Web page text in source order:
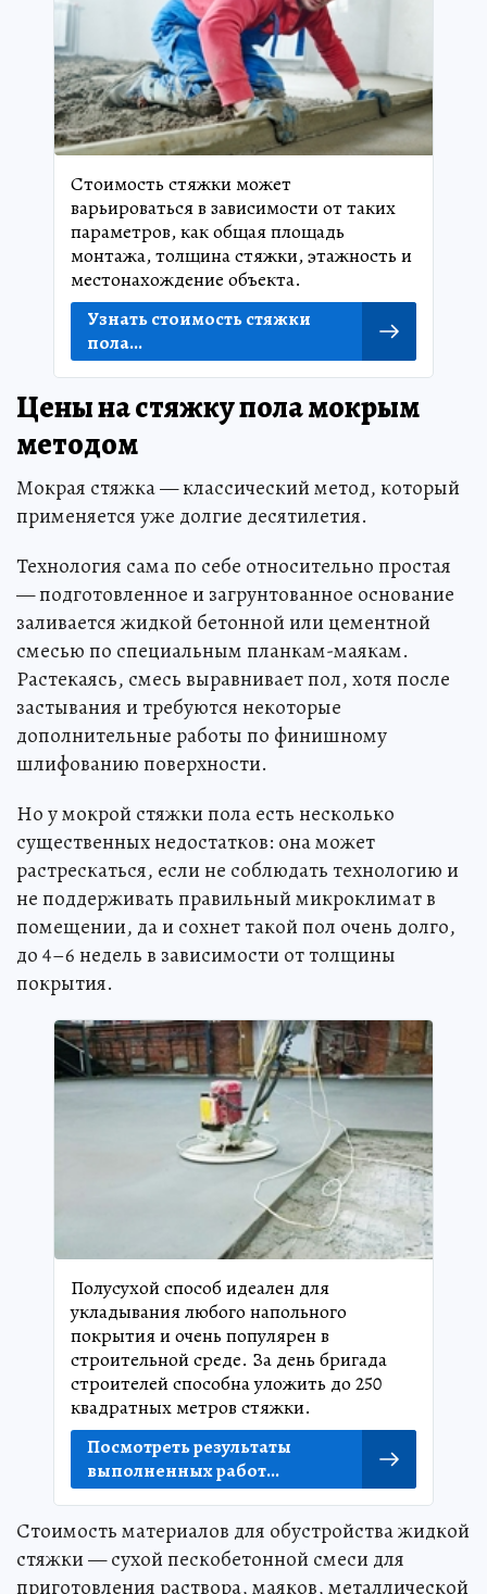
Стоимость стяжки может
варьироваться в зависимости от таких
параметров, как общая площадь
монтажа, толщина стяжки, этажность и
местонахождение объекта.
Узнать стоимость стяжки
пола...
Цены на стяжку пола мокрым
методом
Мокрая стяжка — классический метод, который
применяется уже долгие десятилетия.
Технология сама по себе относительно простая
— подготовленное и загрунтованное основание
заливается жидкой бетонной или цементной
смесью по специальным планкам-маякам.
Растекаясь, смесь выравнивает пол, хотя после
застывания и требуются некоторые
дополнительные работы по финишному
шлифованию поверхности.
Но у мокрой стяжки пола есть несколько
существенных недостатков: она может
растрескаться, если не соблюдать технологию и
не поддерживать правильный микроклимат в
помещении, да и сохнет такой пол очень долго,
до 4–6 недель в зависимости от толщины
покрытия.
Полусухой способ идеален для
укладывания любого напольного
покрытия и очень популярен в
строительной среде. За день бригада
строителей способна уложить до 250
квадратных метров стяжки.
Посмотреть результаты
выполненных работ...
Стоимость материалов для обустройства жидкой
стяжки — сухой пескобетонной смеси для
приготовления раствора, маяков, металлической